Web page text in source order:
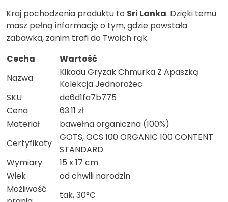
Kraj pochodzenia produktu to Sri Lanka. Dzięki temu
masz pełną informację o tym, gdzie powstała
zabawka, zanim trafi do Twoich rąk.
Cecha
Wartość
Nazwa
Kikadu Gryzak Chmurka Z Apaszką
Kolekcja Jednorożec
SKU
de6d1fa7b775
Cena
63.11 zł
Materiał
bawełna organiczna (100%)
Certyfikaty
GOTS, OCS 100 ORGANIC 100 CONTENT
STANDARD
Wymiary
15 x 17 cm
Wiek
od chwili narodzin
Możliwość
tak, 30°C